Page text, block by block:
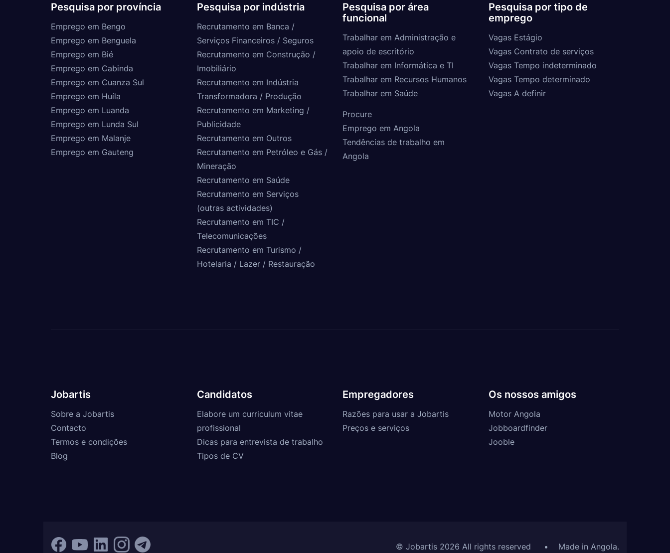
Pesquisa por província
Emprego em Bengo
Emprego em Benguela
Emprego em Bié
Emprego em Cabinda
Emprego em Cuanza Sul
Emprego em Huíla
Emprego em Luanda
Emprego em Lunda Sul
Emprego em Malanje
Emprego em Gauteng
Pesquisa por indústria
Recrutamento em Banca /
Serviços Financeiros / Seguros
Recrutamento em Construção /
Imobiliário
Recrutamento em Indústria
Transformadora / Produção
Recrutamento em Marketing /
Publicidade
Recrutamento em Outros
Recrutamento em Petróleo e Gás /
Mineração
Recrutamento em Saúde
Recrutamento em Serviços
(outras actividades)
Recrutamento em TIC /
Telecomunicações
Recrutamento em Turismo /
Hotelaria / Lazer / Restauração
Pesquisa por área
funcional
Trabalhar em Administração e
apoio de escritório
Trabalhar em Informática e TI
Trabalhar em Recursos Humanos
Trabalhar em Saúde
Pesquisa por tipo de
emprego
Vagas Estágio
Vagas Contrato de serviços
Vagas Tempo indeterminado
Vagas Tempo determinado
Vagas A definir
Procure
Emprego em Angola
Tendências de trabalho em
Angola
Jobartis
Sobre a Jobartis
Contacto
Termos e condições
Blog
Candidatos
Elabore um curriculum vitae
profissional
Dicas para entrevista de trabalho
Tipos de CV
Empregadores
Razões para usar a Jobartis
Preços e serviços
Os nossos amigos
Motor Angola
Jobboardfinder
Jooble
© Jobartis 2026 All rights reserved • Made in Angola.